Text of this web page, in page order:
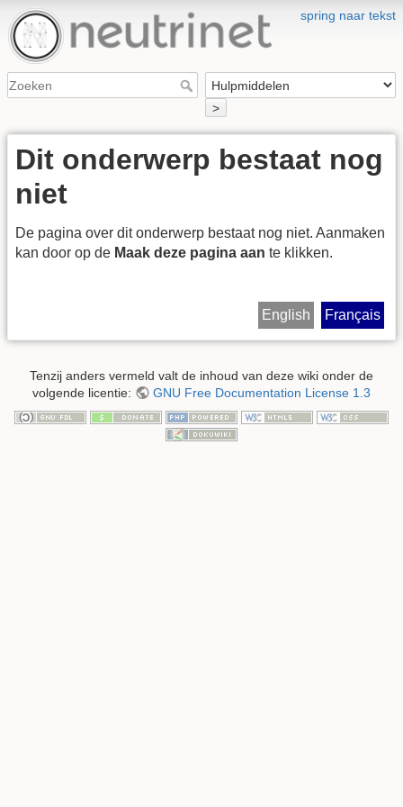
spring naar tekst
>
Dit onderwerp bestaat nog
niet
De pagina over dit onderwerp bestaat nog niet. Aanmaken
kan door op de Maak deze pagina aan te klikken.
English Français
Tenzij anders vermeld valt de inhoud van deze wiki onder de
volgende licentie:
GNU Free Documentation License 1.3